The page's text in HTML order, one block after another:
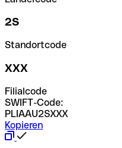
2S
Standortcode
XXX
Filialcode
SWIFT-Code:
PLIAAU2SXXX
Kopieren